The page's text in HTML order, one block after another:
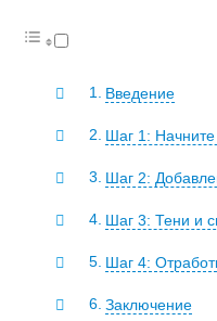
Введение
Шаг 1: Начните
Шаг 2:
Шаг 3: Тени и
Шаг 4:
Заключение